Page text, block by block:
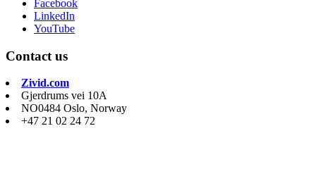
Facebook
LinkedIn
YouTube
Contact us
Zivid.com
Gjerdrums vei 10A
NO0484 Oslo, Norway
+47 21 02 24 72